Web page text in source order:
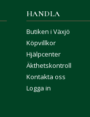
HANDLA
Butiken i Växjö
Köpvillkor
Hjälpcenter
Äkthetskontroll
Kontakta oss
Logga in